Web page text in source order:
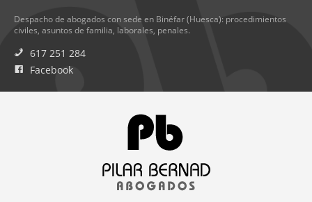
Despacho de abogados con sede en Binéfar (Huesca): procedimientos
civiles, asuntos de familia, laborales, penales.
617 251 284
Facebook